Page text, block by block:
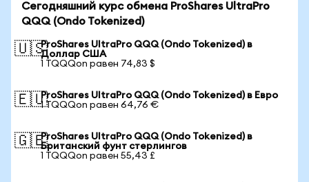
Сегодняшний курс обмена ProShares UltraPro
QQQ (Ondo Tokenized)
🇺🇸ProShares UltraPro QQQ (Ondo Tokenized) в
Доллар США
1 TQQQon равен 74,83 $
🇪🇺ProShares UltraPro QQQ (Ondo Tokenized) в Евро
1 TQQQon равен 64,76 €
🇬🇧ProShares UltraPro QQQ (Ondo Tokenized) в
Британский фунт стерлингов
1 TQQQon равен 55,43 £